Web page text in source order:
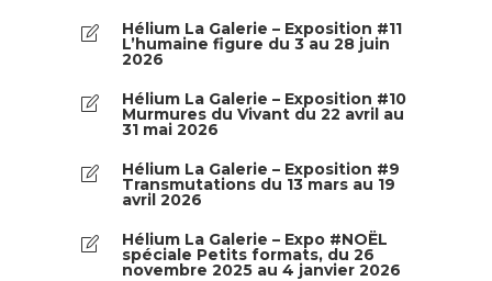
Hélium La Galerie – Exposition #11
L’humaine figure du 3 au 28 juin
2026
Hélium La Galerie – Exposition #10
Murmures du Vivant du 22 avril au
31 mai 2026
Hélium La Galerie – Exposition #9
Transmutations du 13 mars au 19
avril 2026
Hélium La Galerie – Expo #NOËL
spéciale Petits formats, du 26
novembre 2025 au 4 janvier 2026